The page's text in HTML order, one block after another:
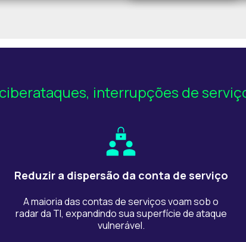
interrupções de
Reduzir a dispersão da conta de serviço
A maioria das contas de serviços voam sob o
radar da TI, expandindo sua superfície de ataque
vulnerável.